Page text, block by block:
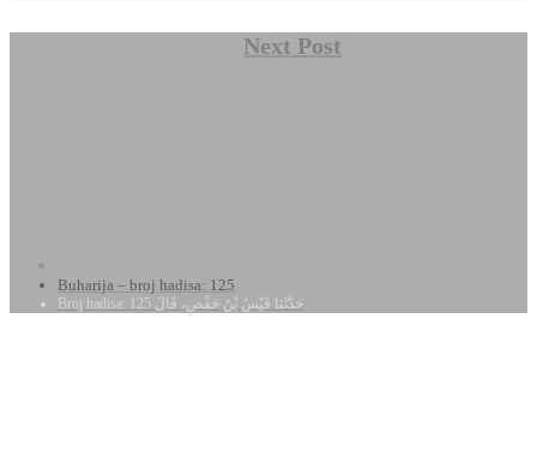
Next Post
Buharija – broj hadisa: 125
Broj hadisa: 125 حَدَّثَنَا قَيْسُ بْنُ حَفْصٍ، قَالَ